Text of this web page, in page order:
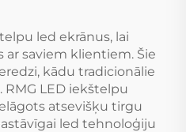
led ekrānus, lai
ar saviem klientiem. Šie
kādu tradicionālie
LED iekštelpu
atsevišķu tirgu
led tehnoloģiju